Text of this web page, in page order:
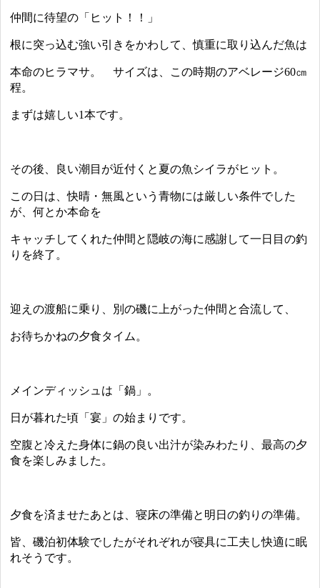
仲間に待望の「ヒット！！」
根に突っ込む強い引きをかわして、慎重に取り込んだ魚は
本命のヒラマサ。 サイズは、この時期のアベレージ60㎝
程。
まずは嬉しい1本です。
その後、良い潮目が近付くと夏の魚シイラがヒット。
この日は、快晴・無風という青物には厳しい条件でした
が、何とか本命を
キャッチしてくれた仲間と隠岐の海に感謝して一日目の釣
りを終了。
迎えの渡船に乗り、別の磯に上がった仲間と合流して、
お待ちかねの夕食タイム。
メインディッシュは「鍋」。
日が暮れた頃「宴」の始まりです。
空腹と冷えた身体に鍋の良い出汁が染みわたり、最高の夕
食を楽しみました。
夕食を済ませたあとは、寝床の準備と明日の釣りの準備。
皆、磯泊初体験でしたがそれぞれが寝具に工夫し快適に眠
れそうです。